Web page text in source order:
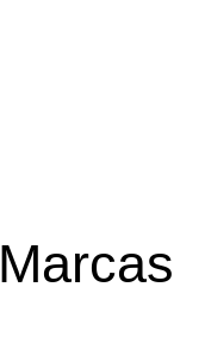
Marcas